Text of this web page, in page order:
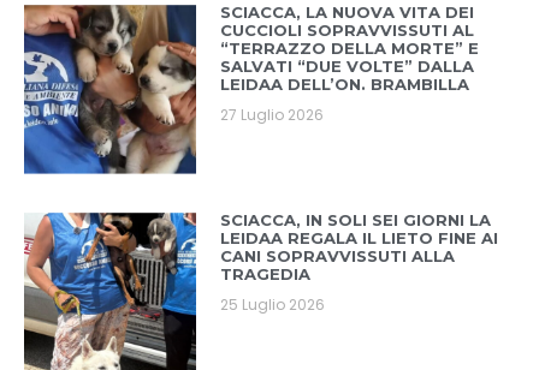
SCIACCA, LA NUOVA VITA DEI
CUCCIOLI SOPRAVVISSUTI AL
“TERRAZZO DELLA MORTE” E
SALVATI “DUE VOLTE” DALLA
LEIDAA DELL’ON. BRAMBILLA
27 Luglio 2026
SCIACCA, IN SOLI SEI GIORNI LA
LEIDAA REGALA IL LIETO FINE AI
CANI SOPRAVVISSUTI ALLA
TRAGEDIA
25 Luglio 2026